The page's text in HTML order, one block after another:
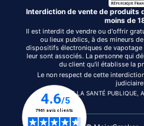
Interdiction de vente de produits
moins de
Il est interdit de vendre ou d'offrir
ou lieux publics, à des mineurs
dispositifs électroniques de vapotage
leur sont associés. La personne qui
du client qu'il établisse la
Le non respect de cette
CODE DE LA SANTÉ